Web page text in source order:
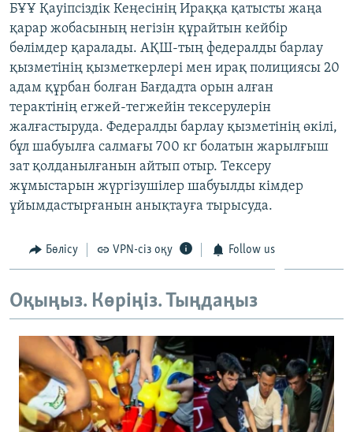
Русский
ЖАЗЫЛЫҢЫЗ
Басқа тілдерде
БҰҰ Қауіпсіздік Кеңесінің Ираққа қатысты жаңа
қарар жобасының негізін құрайтын кейбір
бөлімдер қаралады. АҚШ-тың федералды барлау
қызметінің қызметкерлері мен ирақ полициясы 20
адам құрбан болған Бағдадта орын алған
терактінің егжей-тегжейін тексерулерін
жалғастыруда. Федералды барлау қызметінің өкілі,
бұл шабуылға салмағы 700 кг болатын жарылғыш
зат қолданылғанын айтып отыр. Тексеру
жұмыстарын жүргізушілер шабуылды кімдер
ұйымдастырғанын анықтауға тырысуда.
Бөлісу VPN-сіз оқу Follow us
Оқыңыз. Көріңіз. Тыңдаңыз